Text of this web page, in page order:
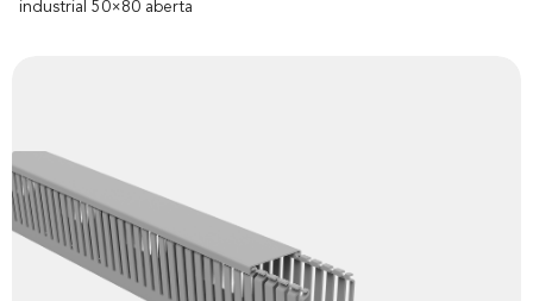
industrial 50×80 aberta